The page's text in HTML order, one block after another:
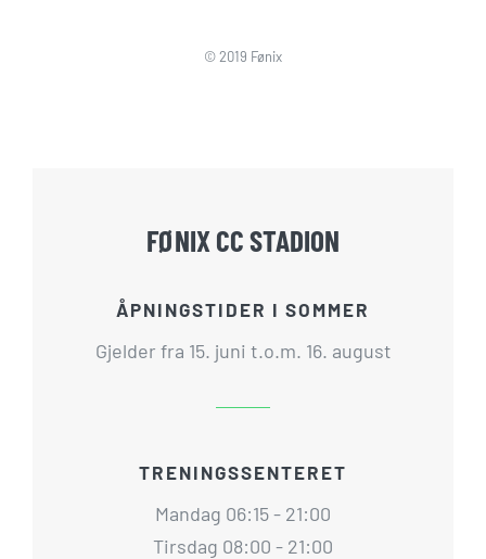
© 2019 Fønix
FØNIX CC STADION
ÅPNINGSTIDER I SOMMER
Gjelder fra 15. juni t.o.m. 16. august
TRENINGSSENTERET
Mandag 06:15 - 21:00
Tirsdag 08:00 - 21:00